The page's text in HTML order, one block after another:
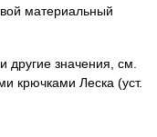
материальный
другие значения, см.
крючками Леска (уст.